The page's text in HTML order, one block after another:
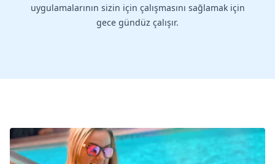
uygulamalarının sizin için çalışmasını sağlamak için
gece gündüz çalışır.